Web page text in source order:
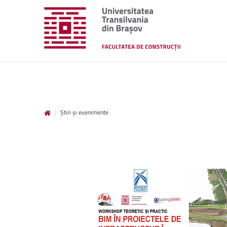
administrative și
desfășoară în universitate.
www.unitbv.ro
| Știri și evenimente